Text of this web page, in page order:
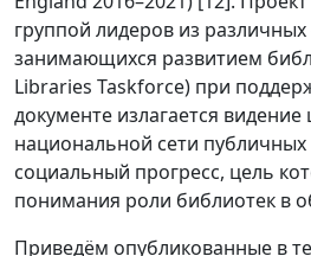
группой лидеров из
занимающихся развитием
Libraries Taskforce) при
документе излагается
национальной сети публичных
социальный прогресс, цель
понимания роли библиотек в
Приведём опубликованные в